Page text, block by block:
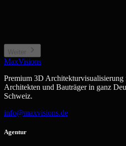
Weiter
MaxVisions
Premium 3D
Architekten und Bauträger in ganz
Schweiz.
info@maxvisions.de
Agentur